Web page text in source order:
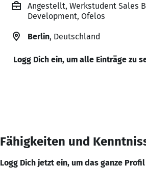
Angestellt, Werkstudent Sales
Development, Ofelos
Berlin, Deutschland
Logg Dich ein, um alle Einträge zu
Fähigkeiten und
Logg Dich jetzt ein, um das ganze